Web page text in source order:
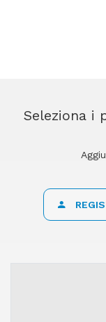
Seleziona i